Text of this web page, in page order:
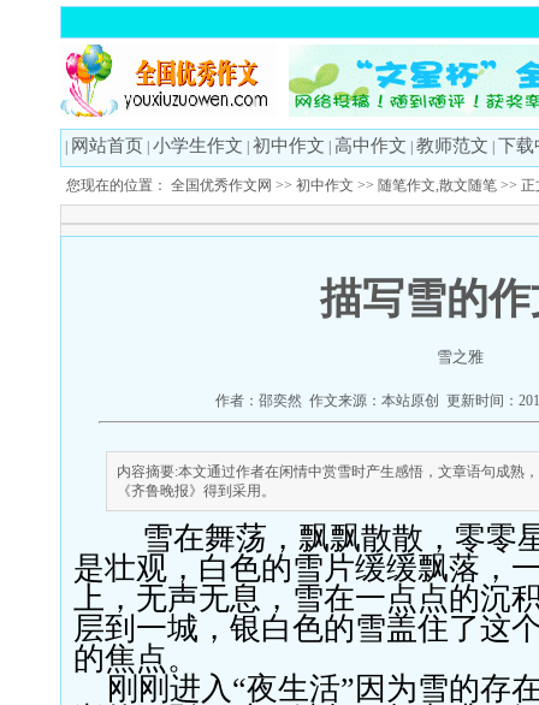
网站首页 小学生作文 初中作文 高中作文 教师范文 下载
您现在的位置： 全国优秀作文网 >> 初中作文 >> 随笔作文,散文随笔 >>
描写雪的
雪之雅
作者：邵奕然 作文来源：本站原创 更新时间：
内容摘要:本文通过作者在闲情中赏雪时产生感悟，文章语句成熟
《齐鲁晚报》得到采用。
雪在舞荡，飘飘散散，零零
是壮观，白色的雪片缓缓飘落，
上，无声无息，雪在一点点的沉
层到一城，银白色的雪盖住了这
的焦点。
刚刚进入“夜生活”因为雪的存